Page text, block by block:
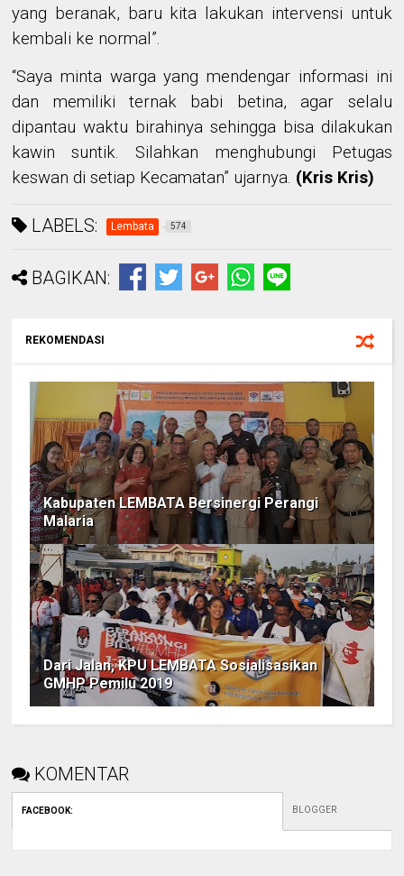
yang beranak, baru kita lakukan intervensi untuk
kembali ke normal”.
“Saya minta warga yang mendengar informasi ini
dan memiliki ternak babi betina, agar selalu
dipantau waktu birahinya sehingga bisa dilakukan
kawin suntik. Silahkan menghubungi Petugas
keswan di setiap Kecamatan” ujarnya. (Kris Kris)
LABELS: Lembata 574
BAGIKAN:
REKOMENDASI
Kabupaten LEMBATA Bersinergi Perangi
Malaria
Dari Jalan, KPU LEMBATA Sosialisasikan
GMHP Pemilu 2019
KOMENTAR
FACEBOOK: BLOGGER